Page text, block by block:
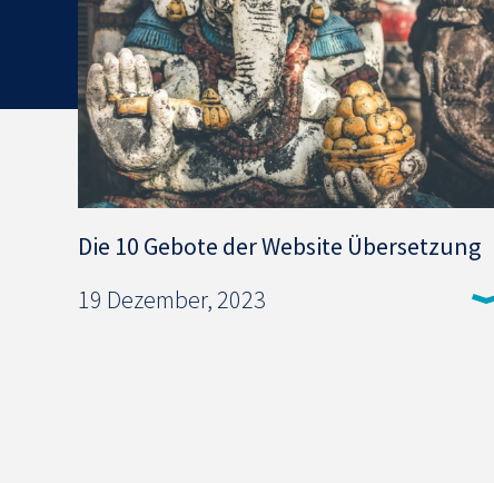
Die 10 Gebote der Website Übersetzung
19 Dezember, 2023